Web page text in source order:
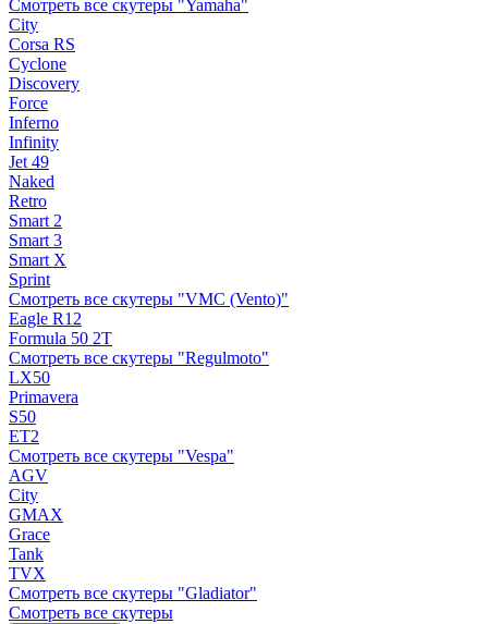
Смотреть все скутеры "Yamaha"
City
Corsa RS
Cyclone
Discovery
Force
Inferno
Infinity
Jet 49
Naked
Retro
Smart 2
Smart 3
Smart X
Sprint
Смотреть все скутеры "VMC (Vento)"
Eagle R12
Formula 50 2Т
Смотреть все скутеры "Regulmoto"
LX50
Primavera
S50
ET2
Смотреть все скутеры "Vespa"
AGV
City
GMAX
Grace
Tank
TVX
Смотреть все скутеры "Gladiator"
Смотреть все скутеры